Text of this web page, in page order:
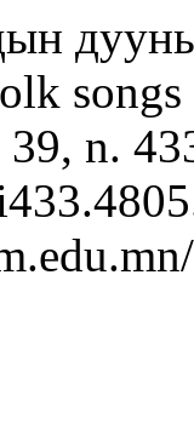
39, n.